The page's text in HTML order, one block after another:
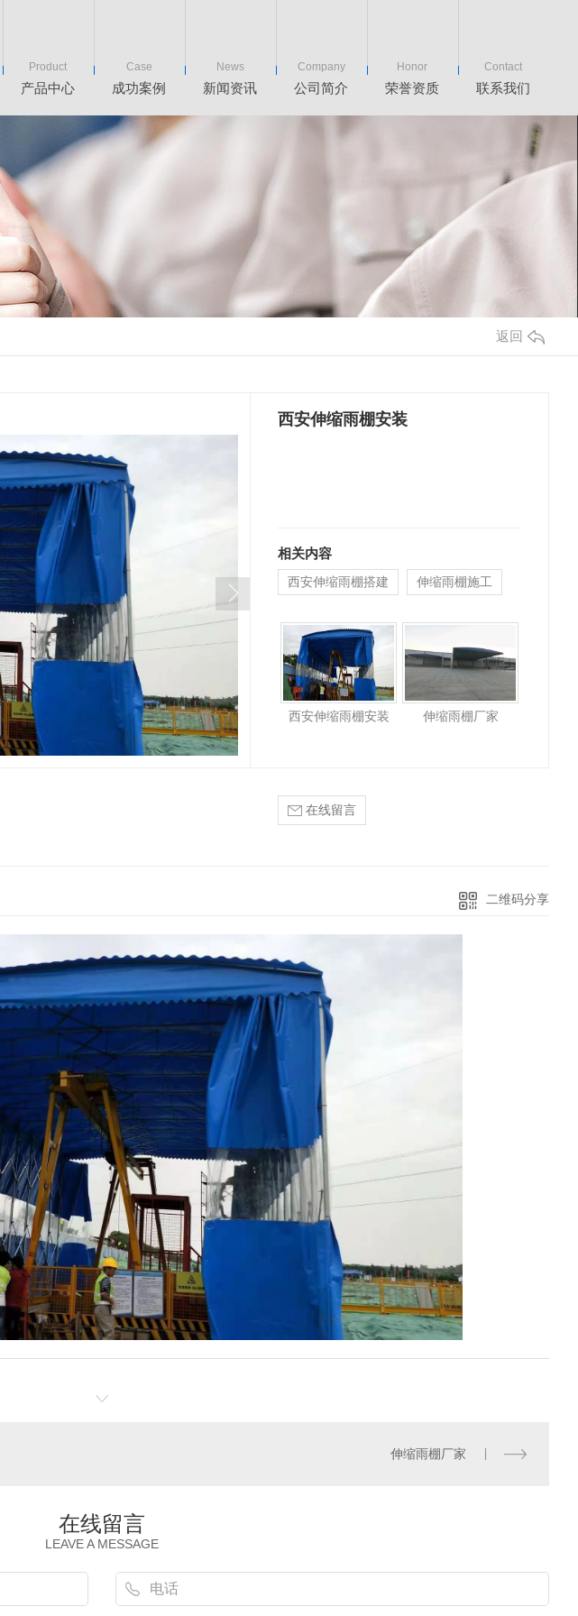
Product
产品中心
Case
成功案例
News
新闻资讯
Company
公司简介
Honor
荣誉资质
Contact
联系我们
返回
西安伸缩雨棚安装
相关内容
西安伸缩雨棚搭建 伸缩雨棚施工
西安伸缩雨棚安装 伸缩雨棚厂家
在线留言
二维码分享
伸缩雨棚厂家
在线留言
LEAVE A MESSAGE